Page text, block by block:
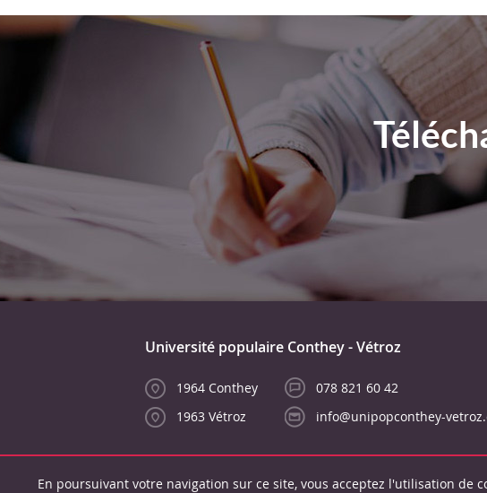
Université populaire Conthey - Vétroz
1964 Conthey
1963 Vétroz
078 821 60 42
info@unipopconthey-
En poursuivant votre navigation sur ce site, vous acceptez l'utilisation